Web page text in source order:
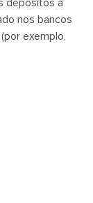
depósitos à
nos bancos
exemplo,